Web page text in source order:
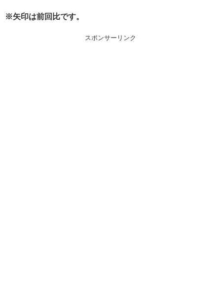
※矢印は前回比です。
スポンサーリンク